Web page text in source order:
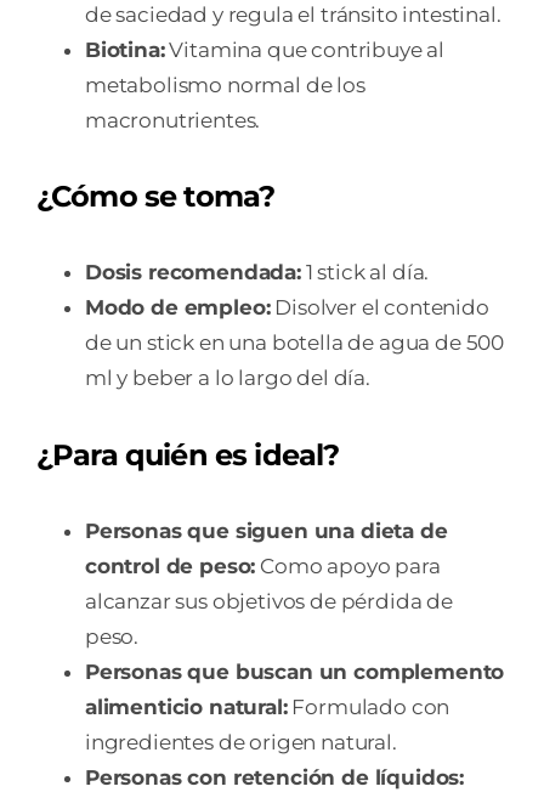
de saciedad y regula el tránsito intestinal.
Biotina:Vitamina que contribuye al
metabolismo normal de los
macronutrientes.
¿Cómo se toma?
Dosis recomendada:1 stick al día.
Modo de empleo:Disolver el contenido
de un stick en una botella de agua de 500
ml y beber a lo largo del día.
¿Para quién es ideal?
Personas que siguen una dieta de
control de peso: Como apoyo para
alcanzar sus objetivos de pérdida de
peso.
Personas que buscan un complemento
alimenticio natural:Formulado con
ingredientes de origen natural.
Personas con retención de líquidos: